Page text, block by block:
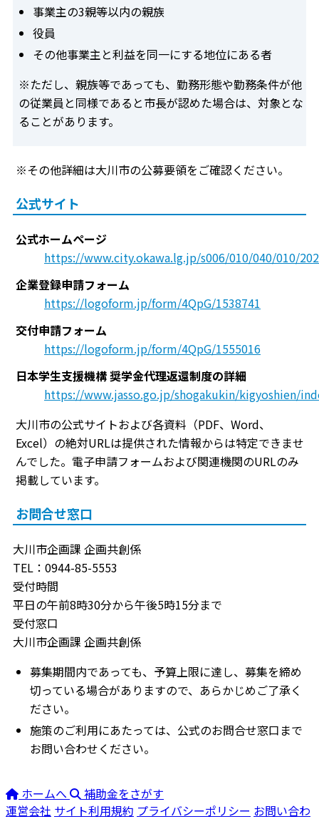
事業主の3親等以内の親族
役員
その他事業主と利益を同一にする地位にある者
※ただし、親族等であっても、勤務形態や勤務条件が他
の従業員と同様であると市長が認めた場合は、対象とな
ることがあります。
※その他詳細は大川市の公募要領をご確認ください。
公式サイト
公式ホームページ
https://www.city.okawa.lg.jp/s006/010/040/010/
企業登録申請フォーム
https://logoform.jp/form/4QpG/1538741
交付申請フォーム
https://logoform.jp/form/4QpG/1555016
日本学生支援機構 奨学金代理返還制度の詳細
https://www.jasso.go.jp/shogakukin/kigyoshien/
大川市の公式サイトおよび各資料（PDF、Word、
Excel）の絶対URLは提供された情報からは特定できませ
んでした。電子申請フォームおよび関連機関のURLのみ
掲載しています。
お問合せ窓口
大川市企画課 企画共創係
TEL：0944-85-5553
受付時間
平日の午前8時30分から午後5時15分まで
受付窓口
大川市企画課 企画共創係
募集期間内であっても、予算上限に達し、募集を締め
切っている場合がありますので、あらかじめご了承く
ださい。
施策のご利用にあたっては、公式のお問合せ窓口まで
お問い合わせください。
ホームへ
補助金をさがす
運営会社 サイト利用規約 プライバシーポリシー お問い合わ